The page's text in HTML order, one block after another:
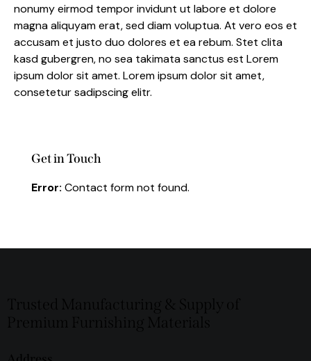
nonumy eirmod tempor invidunt ut labore et dolore
magna aliquyam erat, sed diam voluptua. At vero eos et
accusam et justo duo dolores et ea rebum. Stet clita
kasd gubergren, no sea takimata sanctus est Lorem
ipsum dolor sit amet. Lorem ipsum dolor sit amet,
consetetur sadipscing elitr.
Get in Touch
Error: Contact form not found.